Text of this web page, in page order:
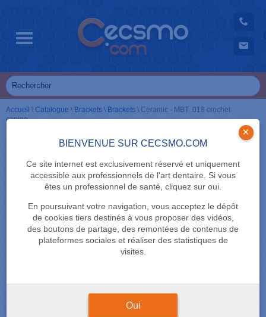
BIENVENUE SUR CECSMO.COM
Ce site internet est exclusivement réservé et uniquement
accessible aux professionnels de l'art dentaire. Si vous
êtes un professionnel de santé, cliquez sur oui.
En poursuivant votre navigation, vous acceptez le dépôt
de cookies tiers destinés à vous proposer des vidéos,
des boutons de partage, des remontées de contenus de
plateformes sociales et réaliser des statistiques de
visites.
×
Oui
Accueil \ Catalogue \ Brackets \ Brackets \ Ceramic - MBT .018 crochet
canine
Ceramic - MBT .018 crochet